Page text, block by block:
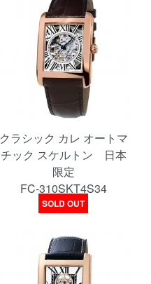
クラシック カレ オートマ
チック スケルトン 日本
限定
FC-310SKT4S34
SOLD OUT